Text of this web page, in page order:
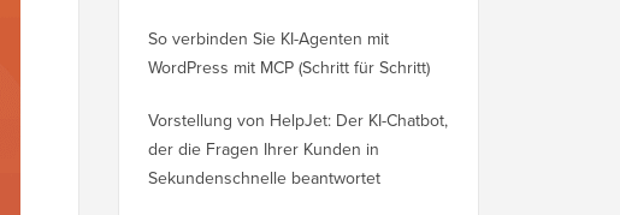
So verbinden Sie KI-Agenten mit
WordPress mit MCP (Schritt für Schritt)
Vorstellung von HelpJet: Der KI-Chatbot,
der die Fragen Ihrer Kunden in
Sekundenschnelle beantwortet